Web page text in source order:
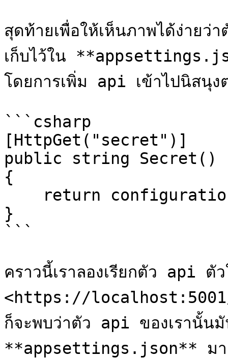
สุดท้ายเพื่อให้เห็นภาพได้ง่ายว่า
เก็บไว้ใน
โดยการเพิ่ม api เข้าไปนิสนุง
```csharp
[HttpGet("secret")]
public string Secret()
{
}
```
คราวนี้เราลองเรียกตัว api ตั
<https://localhost:5001/
ก็จะพบว่าตัว api ของเรานั้นมั
**appsettings.json** มาแ